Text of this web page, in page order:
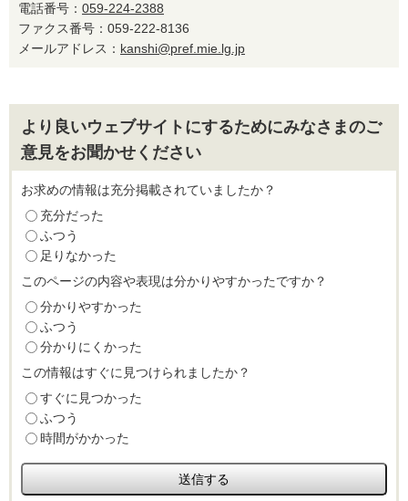
電話番号： 059-224-2388
ファクス番号：059-222-8136
メールアドレス： kanshi@pref.mie.lg.jp
より良いウェブサイトにするためにみなさまのご
意見をお聞かせください
お求めの情報は充分掲載されていましたか？
充分だった
ふつう
足りなかった
このページの内容や表現は分かりやすかったですか？
分かりやすかった
ふつう
分かりにくかった
この情報はすぐに見つけられましたか？
すぐに見つかった
ふつう
時間がかかった